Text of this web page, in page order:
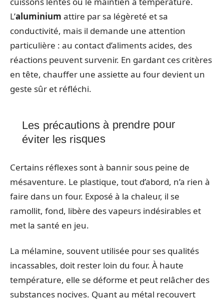
L’aluminium attire par sa légèreté et sa
conductivité, mais il demande une attention
particulière : au contact d’aliments acides, des
réactions peuvent survenir. En gardant ces critères
en tête, chauffer une assiette au four devient un
geste sûr et réfléchi.
Les précautions à prendre pour
éviter les risques
Certains réflexes sont à bannir sous peine de
mésaventure. Le plastique, tout d’abord, n’a rien à
faire dans un four. Exposé à la chaleur, il se
ramollit, fond, libère des vapeurs indésirables et
met la santé en jeu.
La mélamine, souvent utilisée pour ses qualités
incassables, doit rester loin du four. À haute
température, elle se déforme et peut relâcher des
substances nocives. Quant au métal recouvert